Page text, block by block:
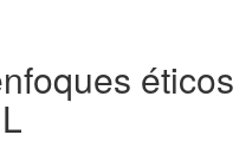
éticos